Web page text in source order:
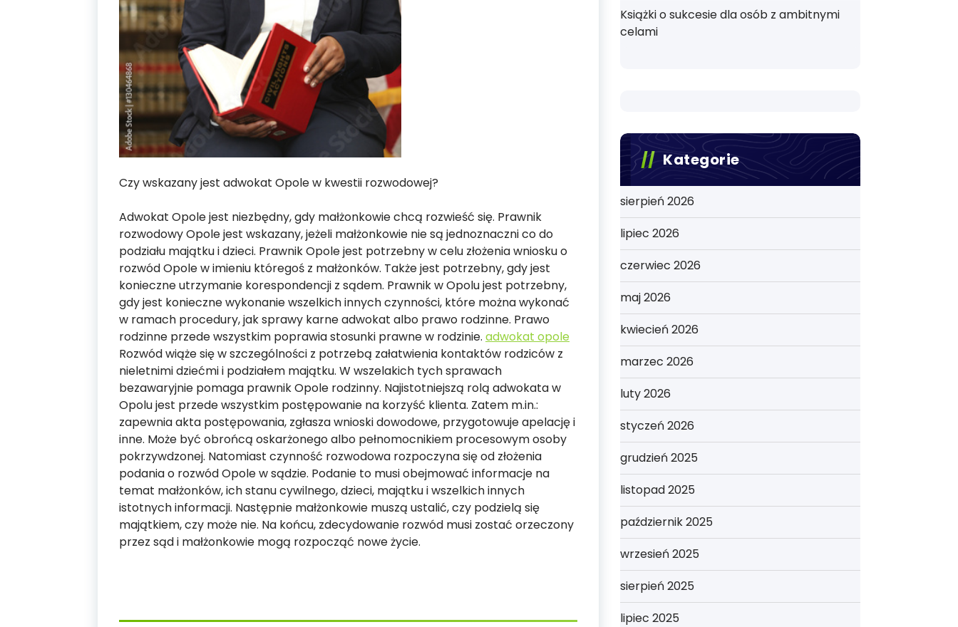
Czy wskazany jest adwokat Opole w kwestii rozwodowej?
Adwokat Opole jest niezbędny, gdy małżonkowie chcą rozwieść się. Prawnik
rozwodowy Opole jest wskazany, jeżeli małżonkowie nie są jednoznaczni co do
podziału majątku i dzieci. Prawnik Opole jest potrzebny w celu złożenia wniosku o
rozwód Opole w imieniu któregoś z małżonków. Także jest potrzebny, gdy jest
konieczne utrzymanie korespondencji z sądem. Prawnik w Opolu jest potrzebny,
gdy jest konieczne wykonanie wszelkich innych czynności, które można wykonać
w ramach procedury, jak sprawy karne adwokat albo prawo rodzinne. Prawo
rodzinne przede wszystkim poprawia stosunki prawne w rodzinie. adwokat opole
Rozwód wiąże się w szczególności z potrzebą załatwienia kontaktów rodziców z
nieletnimi dziećmi i podziałem majątku. W wszelakich tych sprawach
bezawaryjnie pomaga prawnik Opole rodzinny. Najistotniejszą rolą adwokata w
Opolu jest przede wszystkim postępowanie na korzyść klienta. Zatem m.in.:
zapewnia akta postępowania, zgłasza wnioski dowodowe, przygotowuje apelację i
inne. Może być obrońcą oskarżonego albo pełnomocnikiem procesowym osoby
pokrzywdzonej. Natomiast czynność rozwodowa rozpoczyna się od złożenia
podania o rozwód Opole w sądzie. Podanie to musi obejmować informacje na
temat małżonków, ich stanu cywilnego, dzieci, majątku i wszelkich innych
istotnych informacji. Następnie małżonkowie muszą ustalić, czy podzielą się
majątkiem, czy może nie. Na końcu, zdecydowanie rozwód musi zostać orzeczony
przez sąd i małżonkowie mogą rozpocząć nowe życie.
Książki o sukcesie dla osób z ambitnymi
celami
Kategorie
sierpień 2026
lipiec 2026
czerwiec 2026
maj 2026
kwiecień 2026
marzec 2026
luty 2026
styczeń 2026
grudzień 2025
listopad 2025
październik 2025
wrzesień 2025
sierpień 2025
lipiec 2025